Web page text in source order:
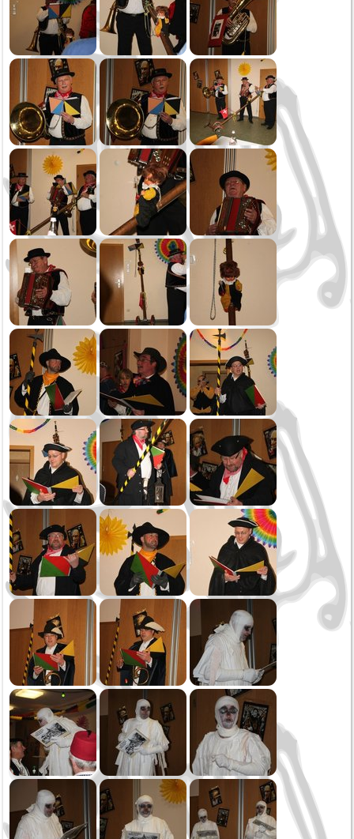
2016
Letzte Probe vor den Sommerferien
Konzertreise nach Imst
Jugendkapelle
Frühjahrskonzert
Probenwochenende
Generalversammlung
2015
Volksfest Rottweil
Frühjahrskonzert
Probenwochenende
Generalversammlung
Dreikönig / Fasnet
2014
Weihnachtsspielen
Oktoberfest
Schlachtfest Bühlingen
90-jähriges Jubiläum MV Göllsdorf
Tag der Blasmusik
Jubiläumskonzert
Neue Uniform / Konzert
Fasnet
Schmotziger
2013
Oktoberfest
Frühlingskonzert
Generalversammlung
2012
Kirbefest Hausen
Oktoberfest
Kanufahren
100 Jahre MV Horgen
Jahreskonzert
2011
Konzert in Riedböhringen
Einweihung Innenstadt RW